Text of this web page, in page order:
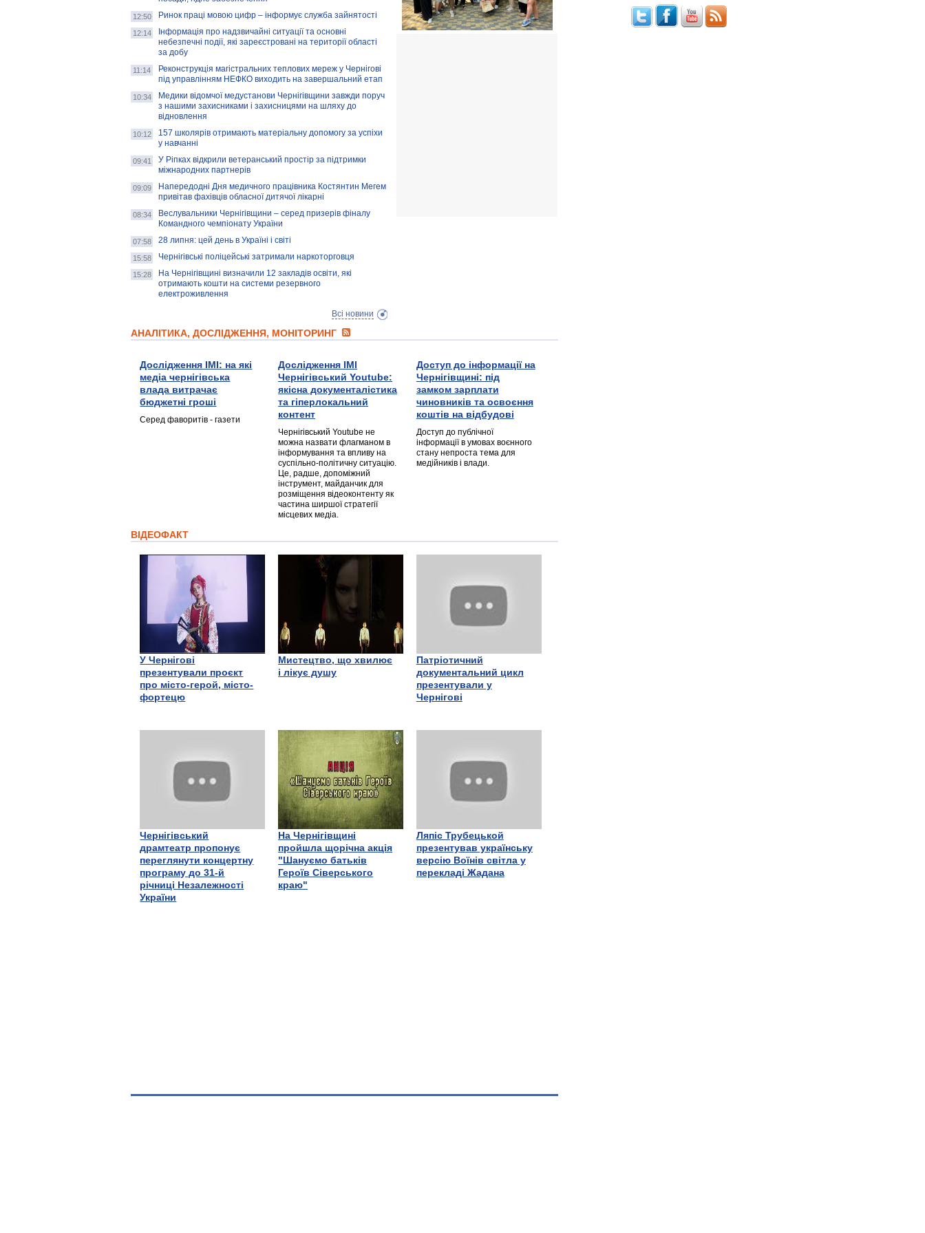
12:50 Ринок праці мовою цифр – інформує служба зайнятості
12:14
Інформація про надзвичайні ситуації та основні
небезпечні події, які зареєстровані на території області
за добу
11:14
Реконструкція магістральних теплових мереж у Чернігові
під управлінням НЕФКО виходить на завершальний етап
10:34
Медики відомчої медустанови Чернігівщини завжди поруч
з нашими захисниками і захисницями на шляху до
відновлення
10:12
157 школярів отримають матеріальну допомогу за успіхи
у навчанні
09:41
У Ріпках відкрили ветеранський простір за підтримки
міжнародних партнерів
09:09
Напередодні Дня медичного працівника Костянтин Мегем
привітав фахівців обласної дитячої лікарні
08:34
Веслувальники Чернігівщини – серед призерів фіналу
Командного чемпіонату України
07:58 28 липня: цей день в Україні і світі
15:58 Чернігівські поліцейські затримали наркоторговця
15:28
На Чернігівщині визначили 12 закладів освіти, які
отримають кошти на системи резервного
електроживлення
Всі новини
АНАЛІТИКА, ДОСЛІДЖЕННЯ, МОНІТОРИНГ
Дослідження ІМІ: на які
медіа чернігівська
влада витрачає
бюджетні гроші
Серед фаворитів - газети
Дослідження ІМІ
Чернігівський Youtube:
якісна документалістика
та гіперлокальний
контент
Чернігівський Youtube не
можна назвати флагманом в
інформування та впливу на
суспільно-політичну ситуацію.
Це, радше, допоміжний
інструмент, майданчик для
розміщення відеоконтенту як
частина ширшої стратегії
місцевих медіа.
Доступ до інформації на
Чернігівщині: під
замком зарплати
чиновників та освоєння
коштів на відбудові
Доступ до публічної
інформації в умовах воєнного
стану непроста тема для
медійників і влади.
ВІДЕОФАКТ
У Чернігові
презентували проєкт
про місто-герой, місто-
фортецю
Мистецтво, що хвилює
і лікує душу
Патріотичний
документальний цикл
презентували у
Чернігові
Чернігівський
драмтеатр пропонує
переглянути концертну
програму до 31-й
річниці Незалежності
України
На Чернігівщині
пройшла щорічна акція
"Шануємо батьків
Героїв Сіверського
краю"
Ляпіс Трубецькой
презентував українську
версію Воїнів світла у
перекладі Жадана